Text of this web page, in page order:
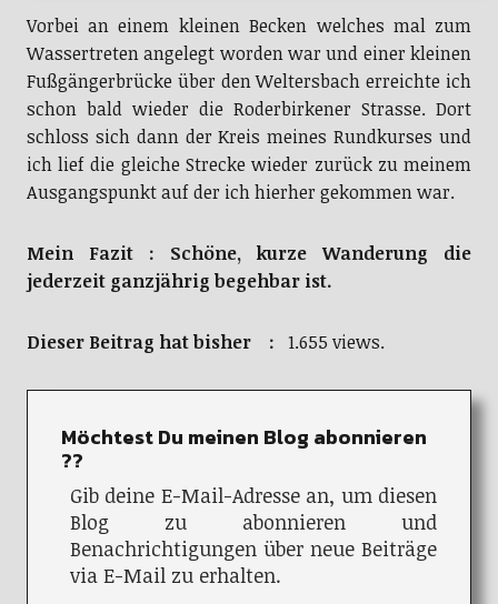
Vorbei an einem kleinen Becken welches mal zum
Wassertreten angelegt worden war und einer kleinen
Fußgängerbrücke über den Weltersbach erreichte ich
schon bald wieder die Roderbirkener Strasse. Dort
schloss sich dann der Kreis meines Rundkurses und
ich lief die gleiche Strecke wieder zurück zu meinem
Ausgangspunkt auf der ich hierher gekommen war.
Mein Fazit : Schöne, kurze Wanderung die
jederzeit ganzjährig begehbar ist.
Dieser Beitrag hat bisher : 1.655 views.
Möchtest Du meinen Blog abonnieren
??
Gib deine E-Mail-Adresse an, um diesen
Blog zu abonnieren und
Benachrichtigungen über neue Beiträge
via E-Mail zu erhalten.